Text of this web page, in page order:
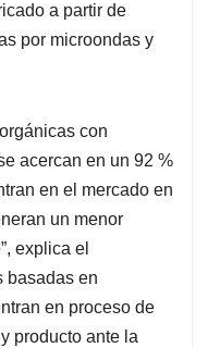
a partir de
por microondas y
con
acercan en un 92 %
en el mercado en
un menor
explica el
basadas en
en proceso de
producto ante la